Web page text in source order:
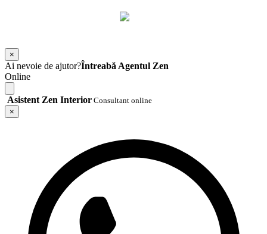
×
Ai nevoie de ajutor?Întreabă Agentul Zen
Online
Asistent Zen Interior Consultant online
×